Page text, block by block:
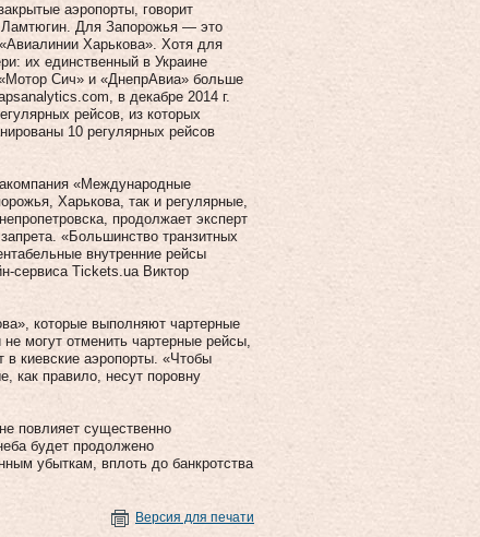
аэропорты, говорит
Ламтюгин. Для Запорожья — это
Харькова». Хотя для
их единственный в Украине
Сич» и «ДнепрАвиа» больше
в декабре 2014 г.
рейсов, из которых
10 регулярных рейсов
«Международные
Харькова, так и регулярные,
продолжает эксперт
«Большинство транзитных
внутренние рейсы
сервиса Tickets.ua Виктор
которые выполняют чартерные
могут отменить чартерные рейсы,
в киевские аэропорты. «Чтобы
как правило, несут поровну
повлияет существенно
будет продолжено
убыткам, вплоть до банкротства
Версия для печати